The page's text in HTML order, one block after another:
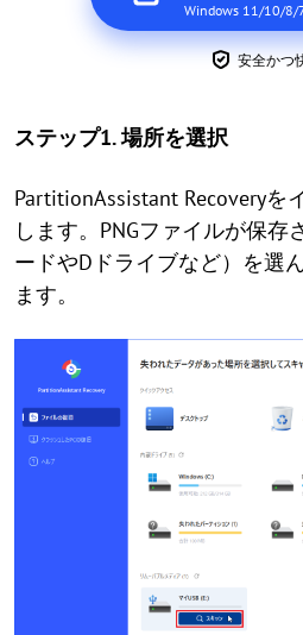
Windows 11/10/8/
安全かつ
ステップ1. 場所を選択
PartitionAssistant Recoveryを
します。PNGファイルが保存
ードやDドライブなど）を選
ます。